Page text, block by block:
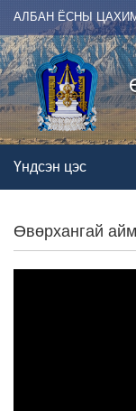
АЛБАН ЁСНЫ
Үндсэн цэс
Өвөрхангай